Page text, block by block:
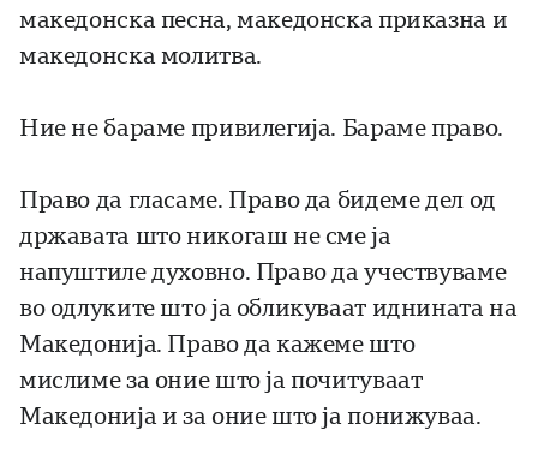
македонска песна, македонска приказна и
македонска молитва.
Ние не бараме привилегија. Бараме право.
Право да гласаме. Право да бидеме дел од
државата што никогаш не сме ја
напуштиле духовно. Право да учествуваме
во одлуките што ја обликуваат иднината на
Македонија. Право да кажеме што
мислиме за оние што ја почитуваат
Македонија и за оние што ја понижуваа.